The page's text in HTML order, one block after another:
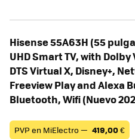
Hisense 55A63H (55
UHD Smart TV, with Dolby
DTS Virtual X, Disney+,
Freeview Play and Alexa
Bluetooth, Wifi (Nuevo
PVP en MiElectro — 419,00€